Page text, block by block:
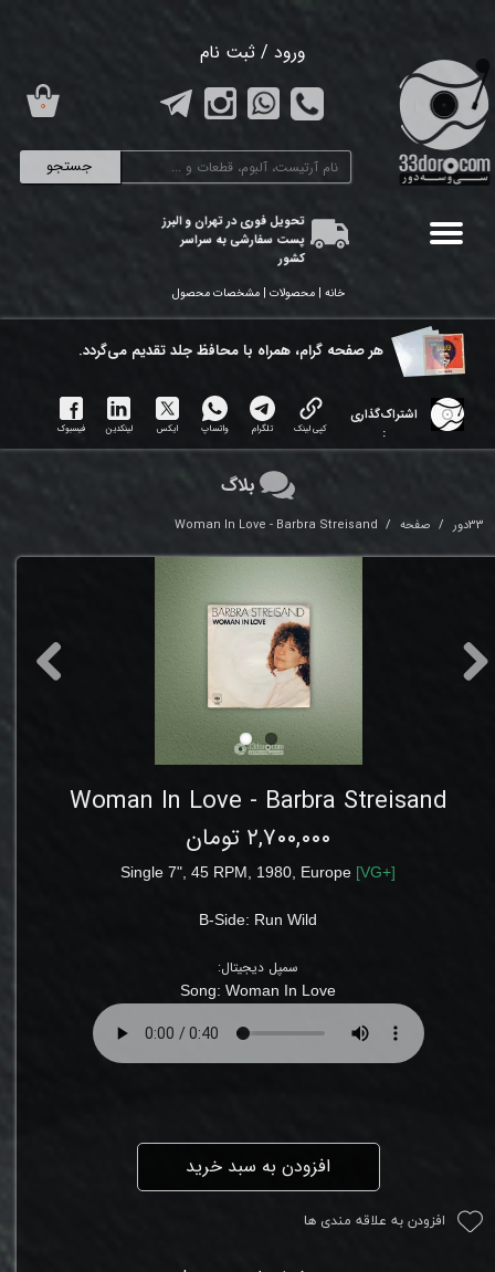
جستجو
ورود / ثبت نام
تغییر گذر واژه
سفارشات
تحویل فوری در تهران و البرز
پست سفارشی به سراسر
کشور
۰
خانه | محصولات | مشخصات محصول
هر ​صفحه گرام، همراه با محافظ جلد تقدیم می‌گردد.
اشتراک‌گذاری
:
کپی لینک تلگرام واتساپ ایکس لینکدین فیسبوک
33دور صفحه Woman In Love - Barbra Streisand
Woman In Love - Barbra Streisand
۲,۷۰۰,۰۰۰ تومان
Single 7", 45 RPM, 1980, Europe [VG+]
B-Side: Run Wild
سمپل دیجیتال:
Song: Woman In Love
افزودن به سبد خرید
افزودن به علاقه مندی ها
بلاگ